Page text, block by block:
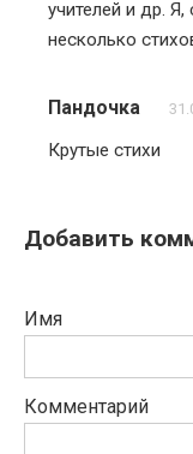
учителей и др.
несколько
Пандочка
Крутые стихи
Добавить
Имя
Комментарий